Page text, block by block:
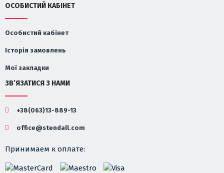
ОСОБИСТИЙ КАБІНЕТ
Особистий кабінет
Історія замовлень
Мої закладки
ЗВ’ЯЗАТИСЯ З НАМИ
+38(063)13-889-13
office@stendall.com
Принимаем к оплате: